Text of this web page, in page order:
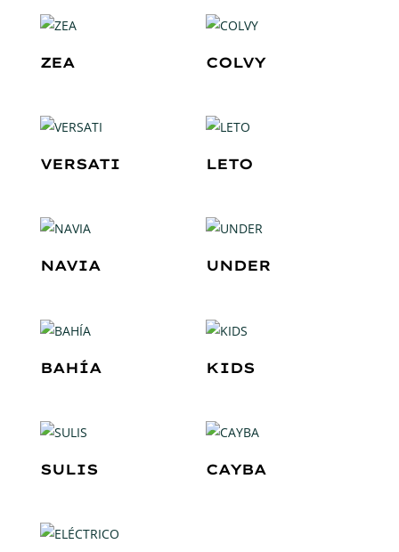
ZEA COLVY
VERSATI LETO
NAVIA UNDER
BAHÍA KIDS
SULIS CAYBA